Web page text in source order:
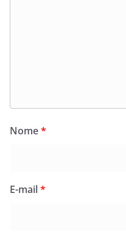
Nome*
E-mail*